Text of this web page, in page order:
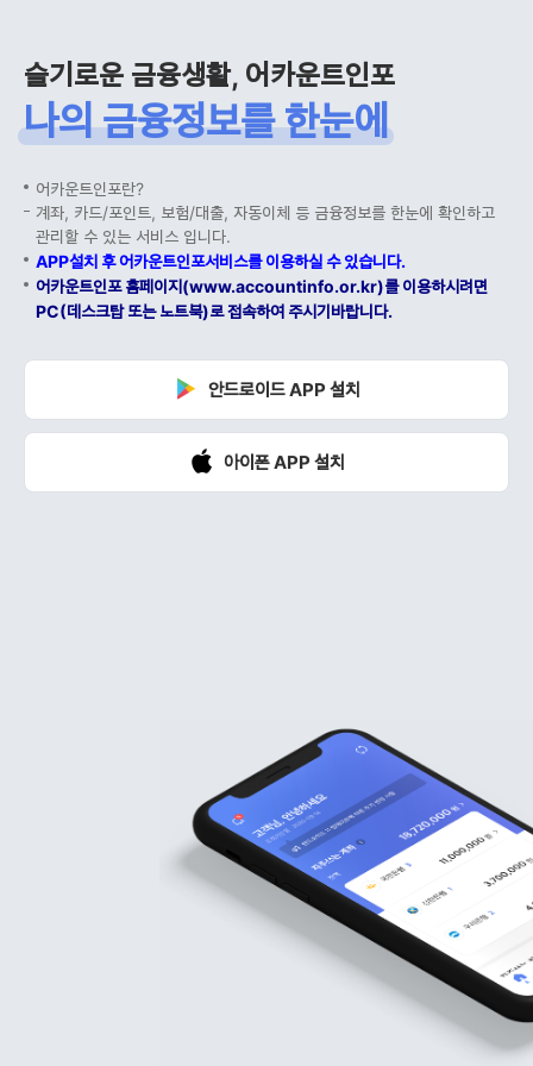
슬기로운 금융생활, 어카운트인포
나의 금융정보를 한눈에
어카운트인포란?
계좌, 카드/포인트, 보험/대출, 자동이체 등 금융정보를 한눈에 확인하고
관리할 수 있는 서비스 입니다.
APP설치 후 어카운트인포서비스를 이용하실 수 있습니다.
어카운트인포 홈페이지(www.accountinfo.or.kr)를 이용하시려면
PC(데스크탑 또는 노트북)로 접속하여 주시기바랍니다.
안드로이드 APP 설치
아이폰 APP 설치